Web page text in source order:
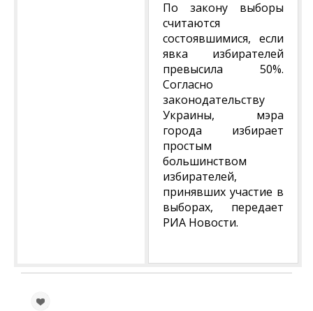
По закону выборы
считаются
состоявшимися, если
явка избирателей
превысила 50%.
Согласно
законодательству
Украины, мэра
города избирает
простым
большинством
избирателей,
принявших участие в
выборах, передает
РИА Новости.